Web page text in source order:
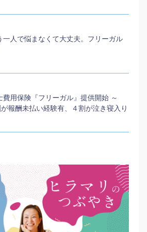
一人で悩まなくて大丈夫。フリーガル
用保険『フリーガル』提供開始 ～
報酬未払い経験有、４割が泣き寝入り